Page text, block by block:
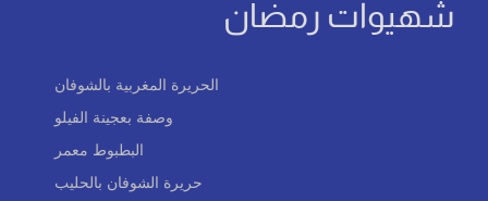
شهيوات رمضان
الحريرة المغربية بالشوفان
وصفة بعجينة الفيلو
البطبوط معمر
حريرة الشوفان بالحليب